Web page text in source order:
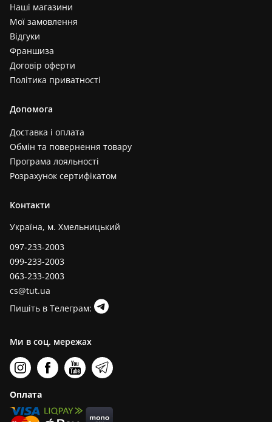
Наші магазини
Мої замовлення
Відгуки
Франшиза
Договір оферти
Політика приватності
Допомога
Доставка і оплата
Обмін та повернення товару
Програма лояльності
Розрахунок сертифікатом
Контакти
Україна, м. Хмельницький
097-233-2003
099-233-2003
063-233-2003
cs@tut.ua
Пишіть в Телеграм:
Ми в соц. мережах
Оплата